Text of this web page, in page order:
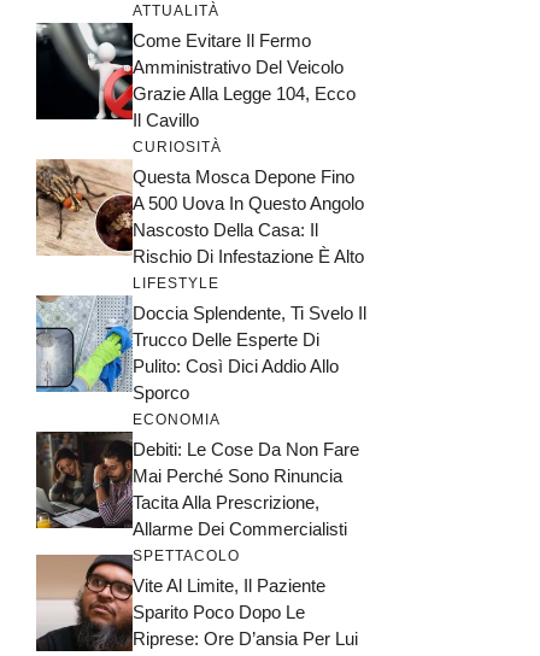
ATTUALITÀ
Come Evitare Il Fermo
Amministrativo Del Veicolo
Grazie Alla Legge 104, Ecco
Il Cavillo
CURIOSITÀ
Questa Mosca Depone Fino
A 500 Uova In Questo Angolo
Nascosto Della Casa: Il
Rischio Di Infestazione È Alto
LIFESTYLE
Doccia Splendente, Ti Svelo Il
Trucco Delle Esperte Di
Pulito: Così Dici Addio Allo
Sporco
ECONOMIA
Debiti: Le Cose Da Non Fare
Mai Perché Sono Rinuncia
Tacita Alla Prescrizione,
Allarme Dei Commercialisti
SPETTACOLO
Vite Al Limite, Il Paziente
Sparito Poco Dopo Le
Riprese: Ore D’ansia Per Lui